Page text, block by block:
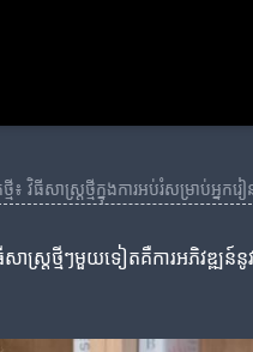
ធីសាស្ត្រថ្មីក្នុងការអប់រំសម្រាប់អ្នករៀ
ស្ត្រថ្មីៗមួយទៀតគឺការអភិវឌ្ឍន៍